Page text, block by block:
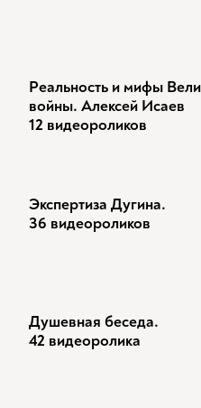
Реальность и мифы
войны. Алексей Исаев
12 видеороликов
Экспертиза Дугина.
36 видеороликов
Душевная беседа.
42 видеоролика